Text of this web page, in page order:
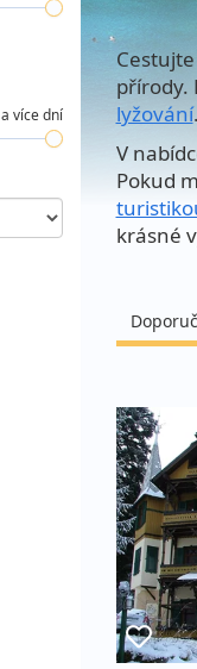
a více dní
přírody.
lyžování
V
Pokud
krásné